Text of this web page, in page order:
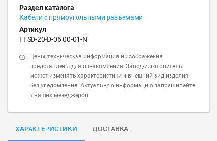
Раздел каталога
Кабели с прямоугольными разъемами
Артикул
FFSD-20-D-06.00-01-N
Цены, техническая информация и изображения
представлены для ознакомления. Завод-изготовитель
может изменять характеристики и внешний вид изделия
без уведомления. Актуальную информацию запрашивайте
у наших менеджеров.
ХАРАКТЕРИСТИКИ ДОСТАВКА